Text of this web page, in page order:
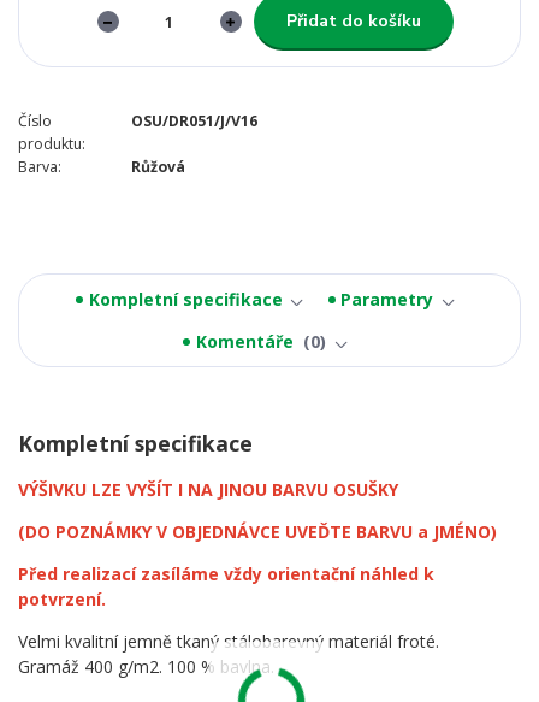
Přidat do košíku
Číslo
produktu:
OSU/DR051/J/V16
Barva: Růžová
Kompletní specifikace
Parametry
Komentáře
0
Kompletní specifikace
VÝŠIVKU LZE VYŠÍT I NA JINOU BARVU OSUŠKY
(DO POZNÁMKY V OBJEDNÁVCE UVEĎTE BARVU a JMÉNO)
Před realizací zasíláme vždy orientační náhled k
potvrzení.
Velmi kvalitní jemně tkaný stálobarevný materiál froté.
Gramáž 400 g/m2. 100 % bavlna.